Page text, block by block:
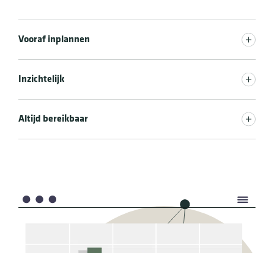
Vooraf inplannen
Inzichtelijk
Altijd bereikbaar